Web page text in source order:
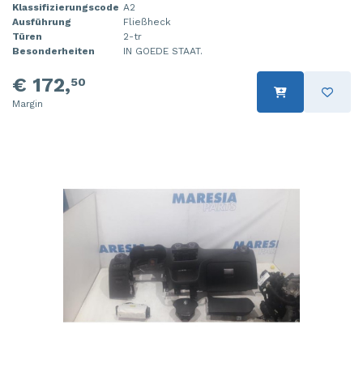
Klassifizierungscode A2
Ausführung
Fließheck
Türen
2-tr
Besonderheiten
IN GOEDE STAAT.
€ 172,50
Margin